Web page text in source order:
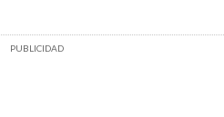
PUBLICIDAD